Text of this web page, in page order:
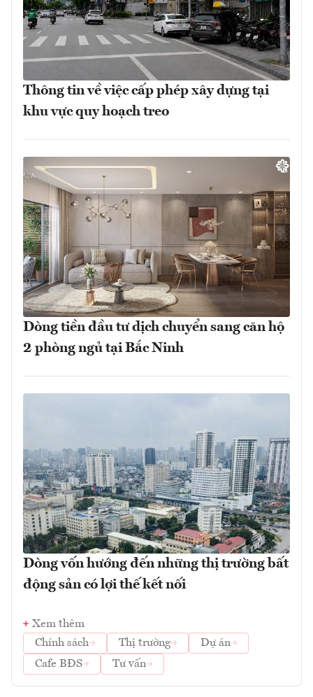
Thông tin về việc cấp phép xây dựng tại
khu vực quy hoạch treo
Dòng tiền đầu tư dịch chuyển sang căn hộ
2 phòng ngủ tại Bắc Ninh
Dòng vốn hướng đến những thị trường bất
động sản có lợi thế kết nối
Xem thêm
Chính sách
Thị trường
Dự án
Cafe BĐS
Tư vấn